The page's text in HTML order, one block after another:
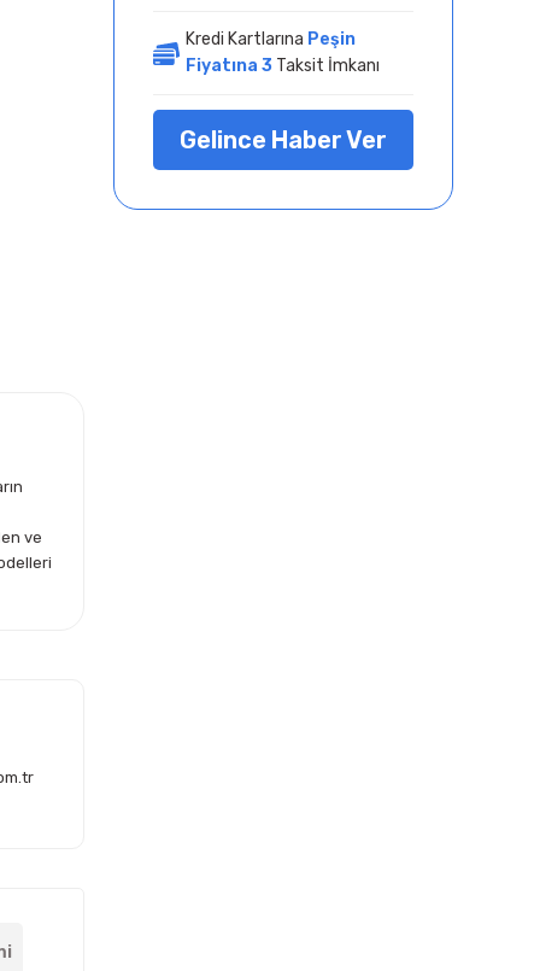
ve
Kredi Kartlarına Peşin
Fiyatına 3 Taksit İmkanı
Gelince Haber Ver